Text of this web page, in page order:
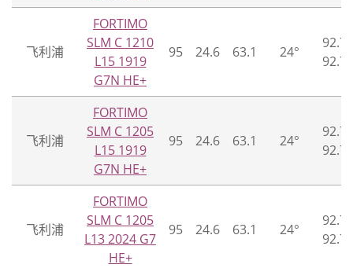
飞利浦
FORTIMO
SLM C 1210
L15 1919
G7N HE+
95 24.6 63.1 24°
飞利浦
FORTIMO
SLM C 1205
L15 1919
G7N HE+
95 24.6 63.1 24°
飞利浦
FORTIMO
SLM C 1205
L13 2024 G7
HE+
95 24.6 63.1 24°